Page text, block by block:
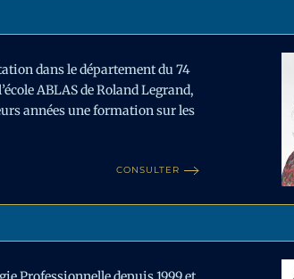
dans le département du 74
ABLAS de Roland Legrand,
années une formation sur les
CONSULTER